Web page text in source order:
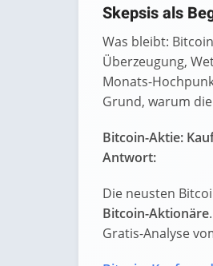
Skepsis als
Was bleibt:
Überzeugung,
Monats-
Grund, warum
Bitcoin-Aktie:
Antwort:
Die neusten
Bitcoin-Aktionäre
Gratis-Analyse